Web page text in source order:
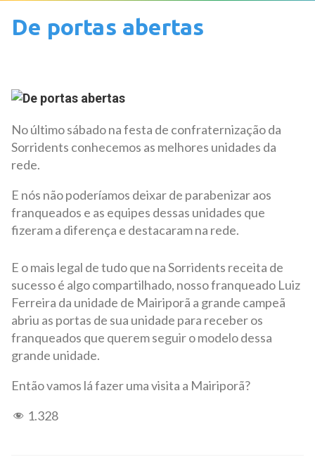
De portas abertas
No último sábado na festa de confraternização da
Sorridents conhecemos as melhores unidades da
rede.
E nós não poderíamos deixar de parabenizar aos
franqueados e as equipes dessas unidades que
fizeram a diferença e destacaram na rede.
E o mais legal de tudo que na Sorridents receita de
sucesso é algo compartilhado, nosso franqueado Luiz
Ferreira da unidade de Mairiporã a grande campeã
abriu as portas de sua unidade para receber os
franqueados que querem seguir o modelo dessa
grande unidade.
Então vamos lá fazer uma visita a Mairiporã?
1.328